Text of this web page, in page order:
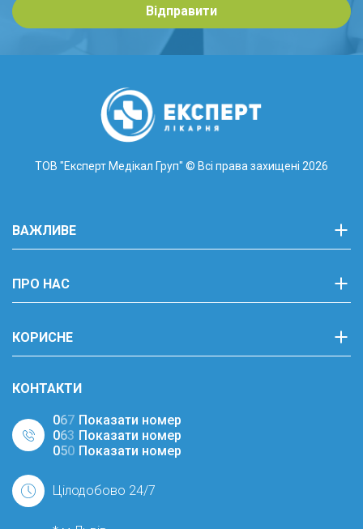
Відправити
ТОВ "Експерт Медікал Груп" © Всі права захищені 2026
ВАЖЛИВЕ
ПРО НАС
КОРИСНЕ
КОНТАКТИ
067 Показати номер
063 Показати номер
050 Показати номер
Цілодобово 24/7